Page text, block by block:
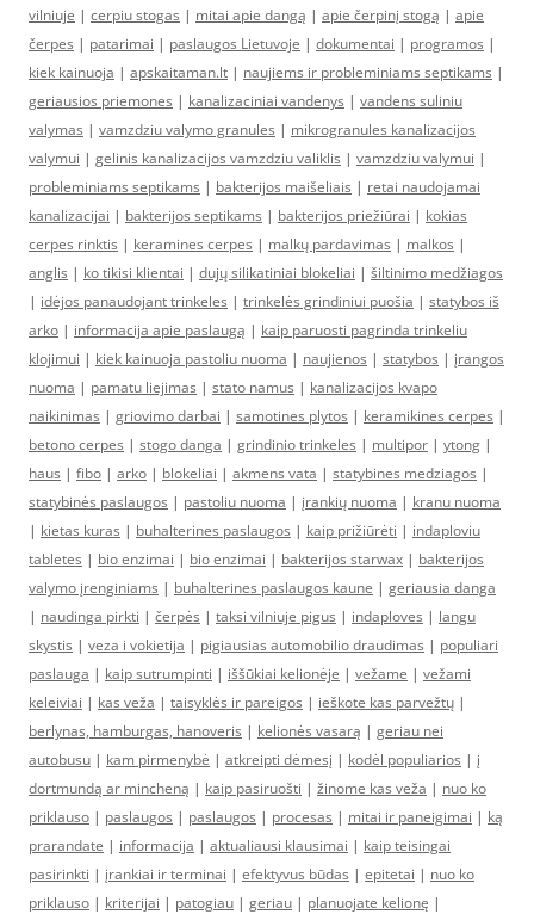
vilniuje | cerpiu stogas | mitai apie dangą | apie čerpinį stogą | apie
čerpes | patarimai | paslaugos Lietuvoje | dokumentai | programos |
kiek kainuoja | apskaitaman.lt | naujiems ir probleminiams septikams |
geriausios priemones | kanalizaciniai vandenys | vandens suliniu
valymas | vamzdziu valymo granules | mikrogranules kanalizacijos
valymui | gelinis kanalizacijos vamzdziu valiklis | vamzdziu valymui |
probleminiams septikams | bakterijos maišeliais | retai naudojamai
kanalizacijai | bakterijos septikams | bakterijos priežiūrai | kokias
cerpes rinktis | keramines cerpes | malkų pardavimas | malkos |
anglis | ko tikisi klientai | dujų silikatiniai blokeliai | šiltinimo medžiagos
| idėjos panaudojant trinkeles | trinkelės grindiniui puošia | statybos iš
arko | informacija apie paslaugą | kaip paruosti pagrinda trinkeliu
klojimui | kiek kainuoja pastoliu nuoma | naujienos | statybos | įrangos
nuoma | pamatu liejimas | stato namus | kanalizacijos kvapo
naikinimas | griovimo darbai | samotines plytos | keramikines cerpes |
betono cerpes | stogo danga | grindinio trinkeles | multipor | ytong |
haus | fibo | arko | blokeliai | akmens vata | statybines medziagos |
statybinės paslaugos | pastoliu nuoma | įrankių nuoma | kranu nuoma
| kietas kuras | buhalterines paslaugos | kaip prižiūrėti | indaploviu
tabletes | bio enzimai | bio enzimai | bakterijos starwax | bakterijos
valymo įrenginiams | buhalterines paslaugos kaune | geriausia danga
| naudinga pirkti | čerpės | taksi vilniuje pigus | indaploves | langu
skystis | veza i vokietija | pigiausias automobilio draudimas | populiari
paslauga | kaip sutrumpinti | iššūkiai kelionėje | vežame | vežami
keleiviai | kas veža | taisyklės ir pareigos | ieškote kas parvežtų |
berlynas, hamburgas, hanoveris | kelionės vasarą | geriau nei
autobusu | kam pirmenybė | atkreipti dėmesį | kodėl populiarios | į
dortmundą ar mincheną | kaip pasiruošti | žinome kas veža | nuo ko
priklauso | paslaugos | paslaugos | procesas | mitai ir paneigimai | ką
prarandate | informacija | aktualiausi klausimai | kaip teisingai
pasirinkti | įrankiai ir terminai | efektyvus būdas | epitetai | nuo ko
priklauso | kriterijai | patogiau | geriau | planuojate kelionę |